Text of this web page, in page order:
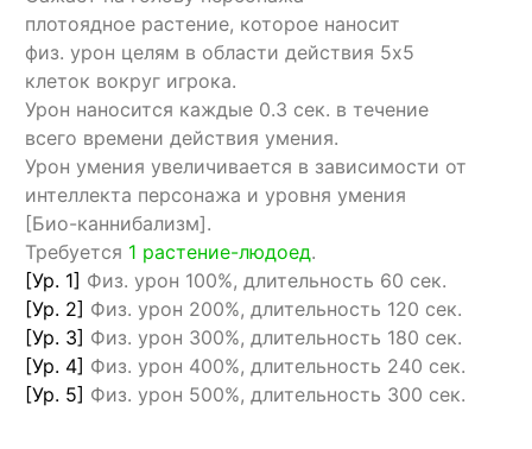
плотоядное растение, которое наносит
физ. урон целям в области действия 5х5
клеток вокруг игрока.
Урон наносится каждые 0.3 сек. в течение
всего времени действия умения.
Урон умения увеличивается в зависимости от
интеллекта персонажа и уровня умения
[Био-каннибализм].
Требуется 1 растение-людоед.
[Ур. 1] Физ. урон 100%, длительность 60 сек.
[Ур. 2] Физ. урон 200%, длительность 120 сек.
[Ур. 3] Физ. урон 300%, длительность 180 сек.
[Ур. 4] Физ. урон 400%, длительность 240 сек.
[Ур. 5] Физ. урон 500%, длительность 300 сек.